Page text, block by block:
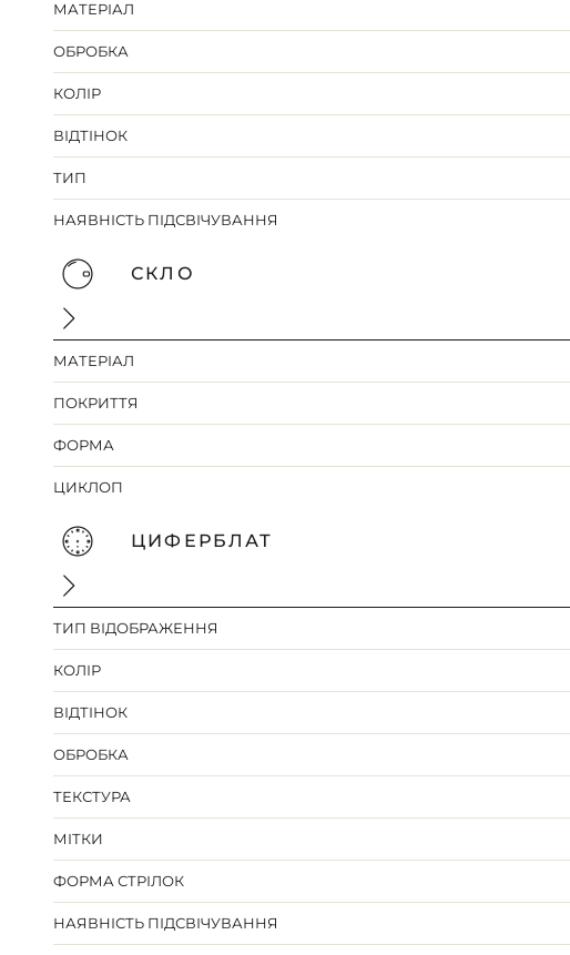
МАТЕРІАЛ
ОБРОБКА
КОЛІР
ВІДТІНОК
ТИП
НАЯВНІСТЬ ПІДСВІЧУВАННЯ
СКЛО
МАТЕРІАЛ
ПОКРИТТЯ
ФОРМА
ЦИКЛОП
ЦИФЕРБЛАТ
ТИП ВІДОБРАЖЕННЯ
КОЛІР
ВІДТІНОК
ОБРОБКА
ТЕКСТУРА
МІТКИ
ФОРМА СТРІЛОК
НАЯВНІСТЬ ПІДСВІЧУВАННЯ